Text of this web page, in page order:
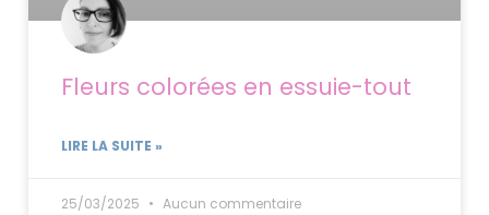
Fleurs colorées en essuie-tout
LIRE LA SUITE »
25/03/2025 Aucun commentaire